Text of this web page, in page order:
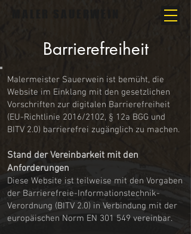
Barrierefreiheit
Malermeister Sauerwein ist bemüht, die
Website im Einklang mit den gesetzlichen
Vorschriften zur digitalen Barrierefreiheit
(EU-Richtlinie 2016/2102, § 12a BGG und
BITV 2.0) barrierefrei zugänglich zu machen.
Stand der Vereinbarkeit mit den
Anforderungen
Diese Website ist teilweise mit den Vorgaben
der Barrierefreie-Informationstechnik-
Verordnung (BITV 2.0) in Verbindung mit der
europäischen Norm EN 301 549 vereinbar.